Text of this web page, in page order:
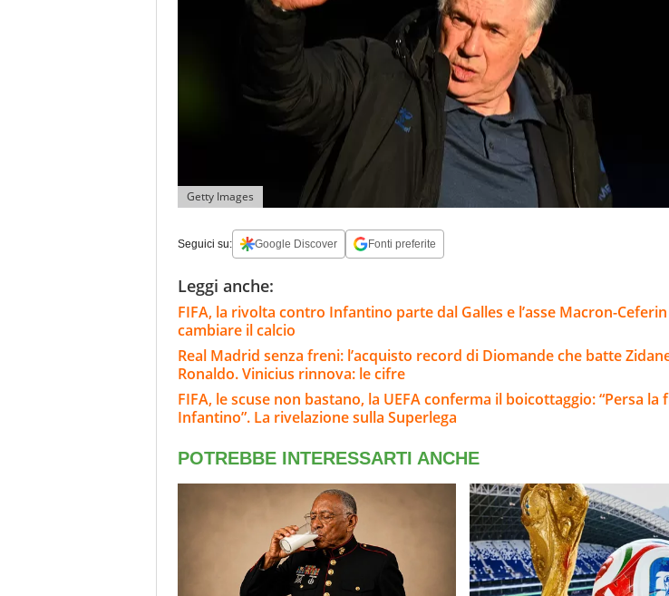
Getty Images
Seguici su: Google Discover Fonti preferite
Leggi anche:
FIFA, la rivolta contro Infantino parte dal Galles e l’asse Macron-
cambiare il calcio
Real Madrid senza freni: l’acquisto record di Diomande che batte
Ronaldo. Vinicius rinnova: le cifre
FIFA, le scuse non bastano, la UEFA conferma il boicottaggio: “Persa la
Infantino”. La rivelazione sulla Superlega